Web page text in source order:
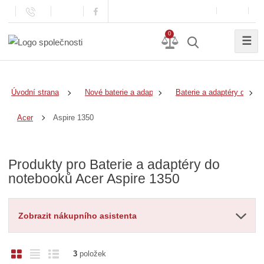
0
☰
Úvodní strana Nové baterie a adaptéry Baterie a adaptéry do
Acer Aspire 1350
Produkty pro Baterie a adaptéry do
notebooků Acer Aspire 1350
Zobrazit nákupního asistenta
O
Ř
3položek